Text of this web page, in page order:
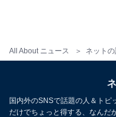
All About ニュース ネット
国内外のSNSで話題の人＆トピ
だけでちょっと得する、なんだ